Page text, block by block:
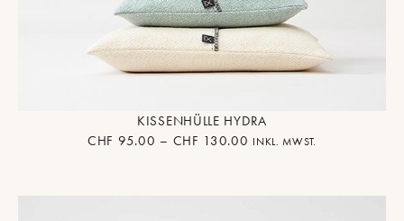
KISSENHÜLLE HYDRA
CHF 95.00 – CHF 130.00 INKL. MWST.